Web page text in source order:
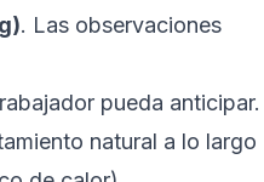
. Las observaciones
pueda anticipar.
natural a lo largo